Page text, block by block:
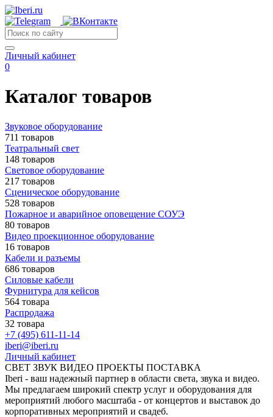
Личный кабинет
0
Каталог товаров
Звуковое оборудование
711 товаров
Театральный свет
148 товаров
Световое оборудование
217 товаров
Сценическое оборудование
528 товаров
Пожарное и аварийное оповещение СОУЭ
80 товаров
Видео проекционное оборудование
16 товаров
Кабели и разъемы
686 товаров
Силовые кабели
Фурнитура для кейсов
564 товара
Распродажа
32 товара
+7 (495) 611-11-14
iberi@iberi.ru
Личный кабинет
СВЕТ ЗВУК ВИДЕО ПРОЕКТЫ ПОСТАВКА
Iberi - ваш надежный партнер в области света, звука и видео.
Мы предлагаем широкий спектр услуг и оборудования для
мероприятий любого масштаба - от концертов и выставок до
корпоративных мероприятий и свадеб.